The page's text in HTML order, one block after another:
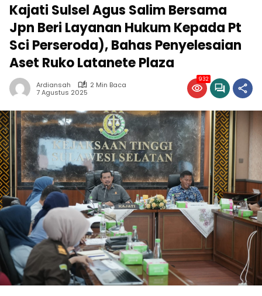
Kajati Sulsel Agus Salim Bersama
Jpn Beri Layanan Hukum Kepada Pt
Sci Perseroda), Bahas Penyelesaian
Aset Ruko Latanete Plaza
Ardiansah
2 Min Baca
7 Agustus 2025
932